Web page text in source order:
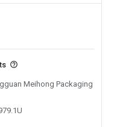
Meihong Packaging